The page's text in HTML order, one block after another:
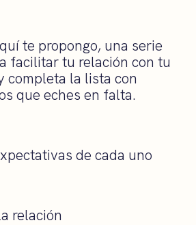
te propongo, una serie
facilitar tu relación con tu
completa la lista con
que eches en falta.
de cada uno
relación